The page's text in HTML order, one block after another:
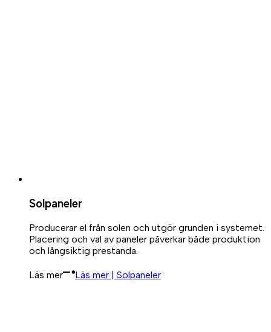
Solpaneler
Producerar el från solen och utgör grunden i systemet.
Placering och val av paneler påverkar både produktion
och långsiktig prestanda.
Läs mer Läs mer | Solpaneler